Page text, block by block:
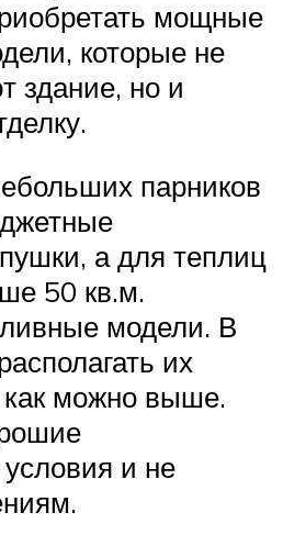
мощные
которые не
здание, но и
парников
а для теплиц
50 кв.м.
модели. В
их
как можно выше.
и не